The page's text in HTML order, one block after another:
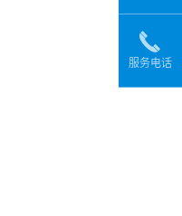
服务电话